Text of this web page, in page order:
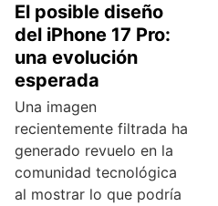
El posible diseño
del iPhone 17 Pro:
una evolución
esperada
Una imagen
recientemente filtrada ha
generado revuelo en la
comunidad tecnológica
al mostrar lo que podría